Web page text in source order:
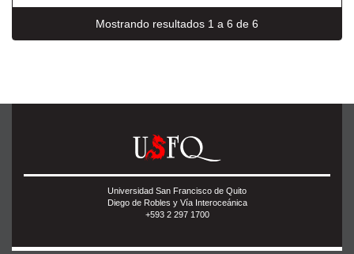
Mostrando resultados 1 a 6 de 6
Universidad San Francisco de Quito
Diego de Robles y Vía Interoceánica
+593 2 297 1700